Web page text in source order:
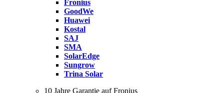
Fronius
GoodWe
Huawei
Kostal
SAJ
SMA
SolarEdge
Sungrow
Trina Solar
10 Jahre Garantie auf Fronius